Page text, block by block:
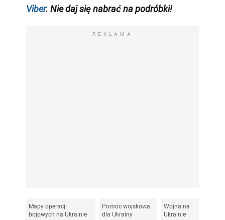
Viber. Nie daj się nabrać na podróbki!
REKLAMA
Mapy operacji
bojowych na Ukrainie
Pomoc wojskowa
dla Ukrainy
Wojna na
Ukrainie